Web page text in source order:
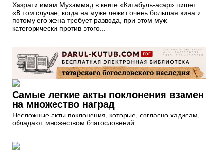
Хазрати имам Мухаммад в книге «Китабуль-асар» пишет:
«В том случае, когда на муже лежит очень большая вина и
потому его жена требует развода, при этом муж
категорически против этого...
Самые легкие акты поклонения взамен
на множество наград
Несложные акты поклонения, которые, согласно хадисам,
обладают множеством благословений